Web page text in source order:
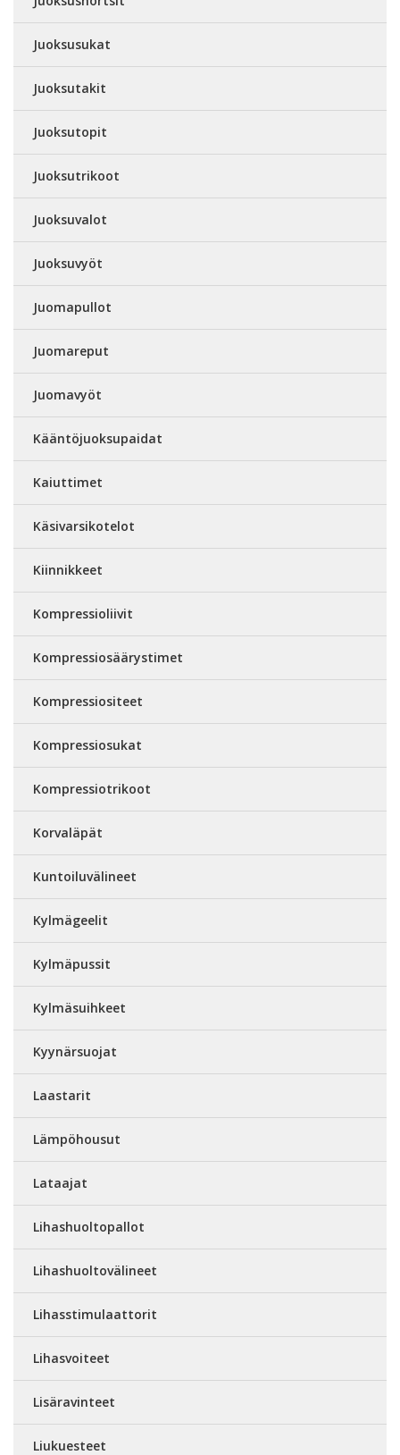
Juoksusukat
Juoksutakit
Juoksutopit
Juoksutrikoot
Juoksuvalot
Juoksuvyöt
Juomapullot
Juomareput
Juomavyöt
Kääntöjuoksupaidat
Kaiuttimet
Käsivarsikotelot
Kiinnikkeet
Kompressioliivit
Kompressiosäärystimet
Kompressiositeet
Kompressiosukat
Kompressiotrikoot
Korvaläpät
Kuntoiluvälineet
Kylmägeelit
Kylmäpussit
Kylmäsuihkeet
Kyynärsuojat
Laastarit
Lämpöhousut
Lataajat
Lihashuoltopallot
Lihashuoltovälineet
Lihasstimulaattorit
Lihasvoiteet
Lisäravinteet
Liukuesteet